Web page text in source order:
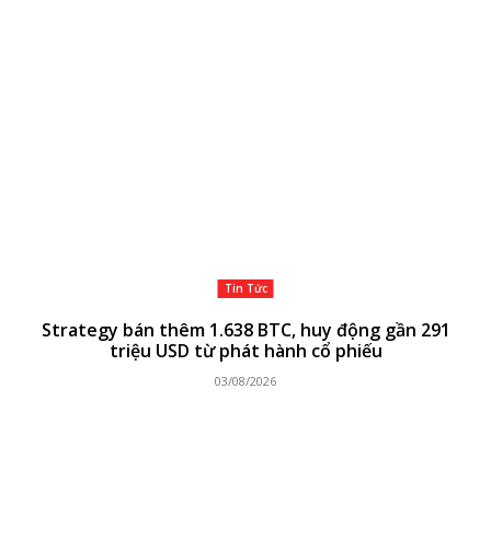
Tin Tức
Strategy bán thêm 1.638 BTC, huy động gần 291
triệu USD từ phát hành cổ phiếu
03/08/2026